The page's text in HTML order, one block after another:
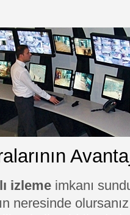
izleme imkanı
neresinde